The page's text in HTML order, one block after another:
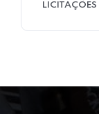
LICITAÇÕES